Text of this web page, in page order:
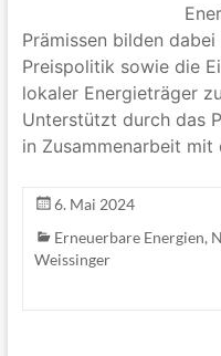
Prämissen bilden
Preispolitik sowie die
lokaler Energieträger
Unterstützt durch das
in Zusammenarbeit mit
6. Mai 2024
Erneuerbare Energien,
Weissinger